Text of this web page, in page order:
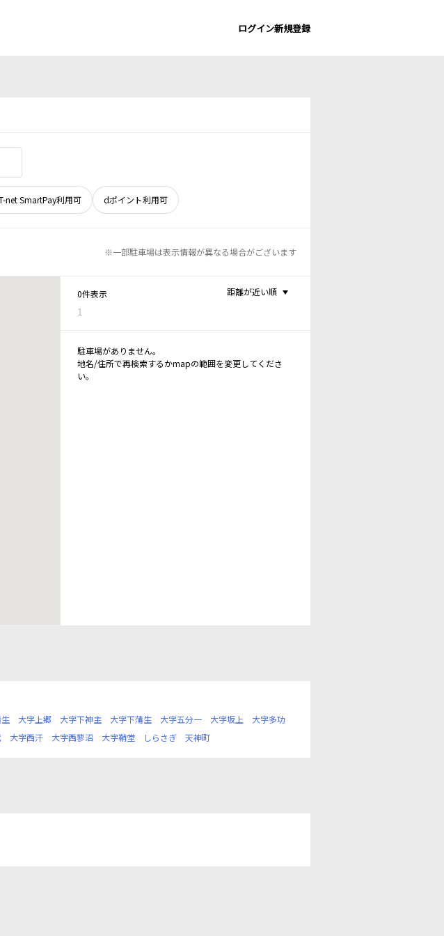
ログイン新規登録
net SmartPay利用可 dポイント利用可
※一部駐車場は表示情報が異なる場合がございます
0件表示
1
距離が近い順
駐車場がありません。
地名/住所で再検索するかmapの範囲を変更してくださ
い。
大字上郷 大字下神主 大字下蒲生 大字五分一 大字坂上
大字多功
大字西汗 大字西蓼沼 大字鞘堂 しらさぎ 天神町